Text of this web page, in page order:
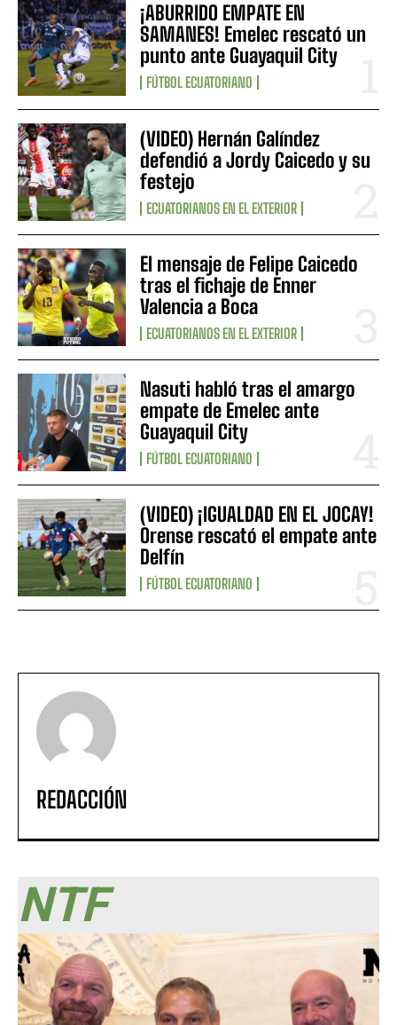
¡ABURRIDO EMPATE EN
SAMANES! Emelec rescató un
punto ante Guayaquil City
FÚTBOL ECUATORIANO
(VIDEO) Hernán Galíndez
defendió a Jordy Caicedo y su
festejo
ECUATORIANOS EN EL EXTERIOR
El mensaje de Felipe Caicedo
tras el fichaje de Enner
Valencia a Boca
ECUATORIANOS EN EL EXTERIOR
Nasuti habló tras el amargo
empate de Emelec ante
Guayaquil City
FÚTBOL ECUATORIANO
(VIDEO) ¡IGUALDAD EN EL JOCAY!
Orense rescató el empate ante
Delfín
FÚTBOL ECUATORIANO
REDACCIÓN
NTF